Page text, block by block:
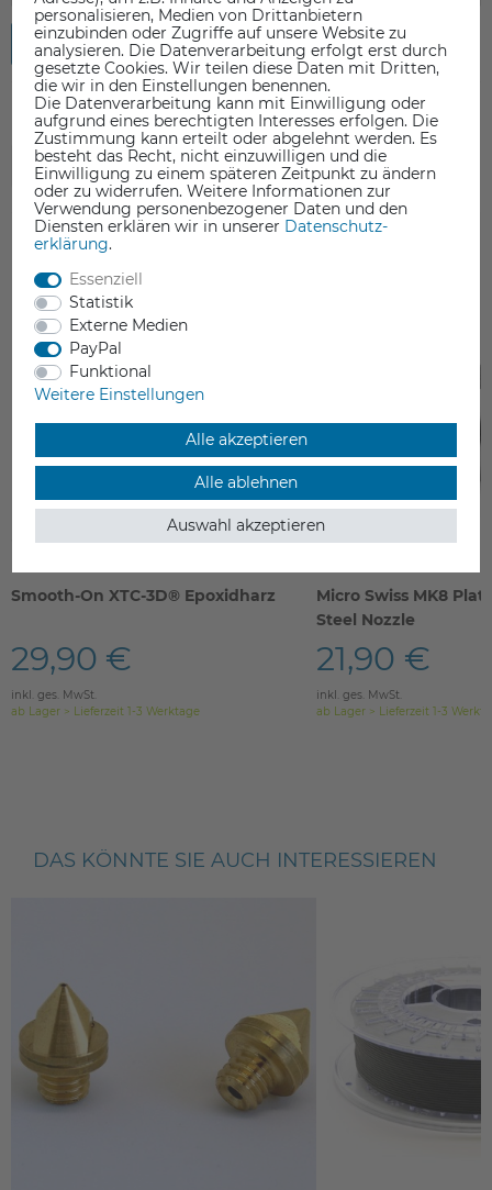
Rezension senden
ZUBEHÖR
Smooth-On XTC-3D® Epoxidharz
29,90 €
inkl. ges. MwSt.
ab Lager > Lieferzeit 1-3 Werktage
Micro Swiss MK8
Steel Nozzle
21,90 €
inkl. ges. MwSt.
ab Lager > Lieferzeit 1-3
DAS KÖNNTE SIE AUCH INTERESSIEREN
personalisieren, Medien von Drittanbietern
einzubinden oder Zugriffe auf unsere Website zu
analysieren. Die Datenverarbeitung erfolgt erst durch
gesetzte Cookies. Wir teilen diese Daten mit Dritten,
die wir in den Einstellungen benennen.
Die Datenverarbeitung kann mit Einwilligung oder
aufgrund eines berechtigten Interesses erfolgen. Die
Zustimmung kann erteilt oder abgelehnt werden. Es
besteht das Recht, nicht einzuwilligen und die
Einwilligung zu einem späteren Zeitpunkt zu ändern
oder zu widerrufen. Weitere Informationen zur
Verwendung personenbezogener Daten und den
Diensten erklären wir in unserer Daten­schutz­
erklärung.
Essenziell
Statistik
Externe Medien
PayPal
Funktional
Weitere Einstellungen
Alle akzeptieren
Alle ablehnen
Auswahl akzeptieren